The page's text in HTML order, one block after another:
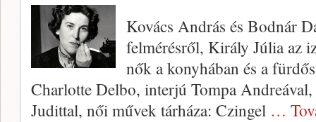
Kovács András és Bodnár
felmérésről, Király Júlia az
nők a konyhában és a
Charlotte Delbo, interjú Tompa
Judittal, női művek tárháza: Czingel …